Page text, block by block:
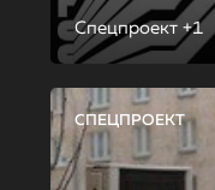
Спецпроект +1
СПЕЦПРОЕКТ